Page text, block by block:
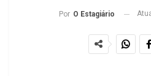
Por O Estagiário